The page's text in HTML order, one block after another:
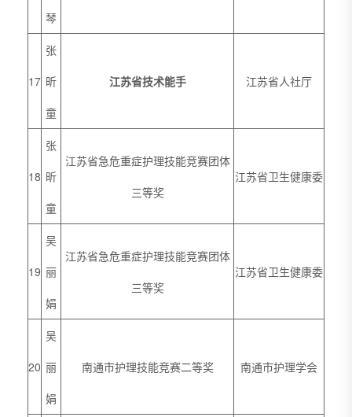
琴
17
张
昕
童
江苏省技术能手 江苏省人社厅
18
张
昕
童
江苏省急危重症护理技能竞赛团体
三等奖
江苏省卫生健康委
19
吴
丽
娟
江苏省急危重症护理技能竞赛团体
三等奖
江苏省卫生健康委
20
吴
丽
娟
南通市护理技能竞赛二等奖 南通市护理学会